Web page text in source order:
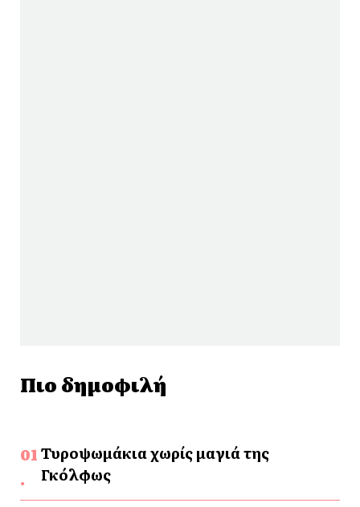
Πιο δημοφιλή
Τυροψωμάκια χωρίς μαγιά της
Γκόλφως